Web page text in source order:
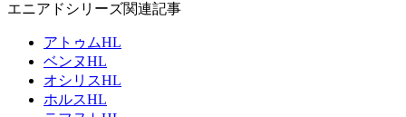
エニアドシリーズ関連記事
アトゥムHL
ベンヌHL
オシリスHL
ホルスHL